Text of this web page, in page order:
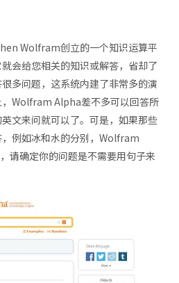
Wolfram创立的一个知识运算平
会给您相关的知识或解答，省却了
多问题，这系统内建了非常多的演
Wolfram Alpha差不多可以回答所
文来问就可以了。可是，如果那些
例如冰和水的分别，Wolfram
请确定你的问题是不需要用句子来